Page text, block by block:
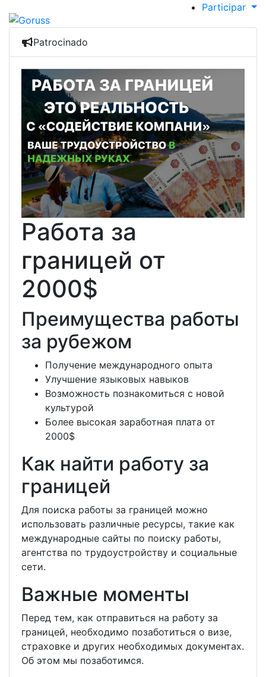
Participar
Patrocinado
Работа за
границей от
2000$
Преимущества работы
за рубежом
Получение международного опыта
Улучшение языковых навыков
Возможность познакомиться с новой
культурой
Более высокая заработная плата от
2000$
Как найти работу за
границей
Для поиска работы за границей можно
использовать различные ресурсы, такие как
международные сайты по поиску работы,
агентства по трудоустройству и социальные
сети.
Важные моменты
Перед тем, как отправиться на работу за
границей, необходимо позаботиться о визе,
страховке и других необходимых документах.
Об этом мы позаботимся.